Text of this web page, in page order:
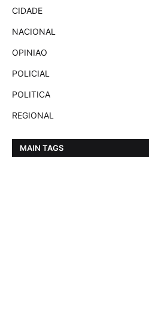
CIDADE
NACIONAL
OPINIAO
POLICIAL
POLITICA
REGIONAL
MAIN TAGS